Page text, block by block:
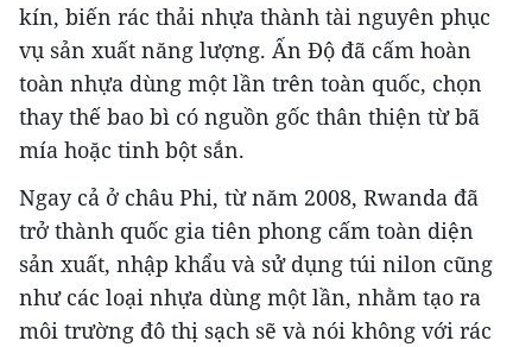
kín, biến rác thải nhựa thành tài nguyên phục
vụ sản xuất năng lượng. Ấn Độ đã cấm hoàn
toàn nhựa dùng một lần trên toàn quốc, chọn
thay thế bao bì có nguồn gốc thân thiện từ bã
mía hoặc tinh bột sắn.
Ngay cả ở châu Phi, từ năm 2008, Rwanda đã
trở thành quốc gia tiên phong cấm toàn diện
sản xuất, nhập khẩu và sử dụng túi nilon cũng
như các loại nhựa dùng một lần, nhằm tạo ra
môi trường đô thị sạch sẽ và nói không với rác